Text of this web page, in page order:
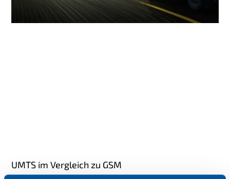
UMTS im Vergleich zu GSM